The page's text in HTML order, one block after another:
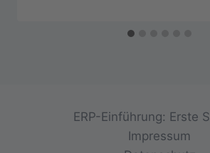
ERP-Einführung: Erste
Impressum